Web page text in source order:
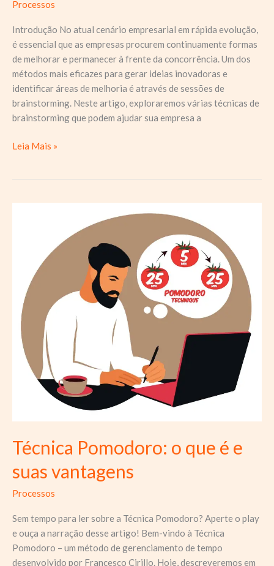
Processos
Introdução No atual cenário empresarial em rápida evolução,
é essencial que as empresas procurem continuamente formas
de melhorar e permanecer à frente da concorrência. Um dos
métodos mais eficazes para gerar ideias inovadoras e
identificar áreas de melhoria é através de sessões de
brainstorming. Neste artigo, exploraremos várias técnicas de
brainstorming que podem ajudar sua empresa a
Técnicas
identificar
empresa
Leia Mais »
Técnica Pomodoro: o que é e
suas vantagens
Processos
Sem tempo para ler sobre a Técnica Pomodoro? Aperte o play
e ouça a narração desse artigo! Bem-vindo à Técnica
Pomodoro – um método de gerenciamento de tempo
desenvolvido por Francesco Cirillo. Hoje, descreveremos em